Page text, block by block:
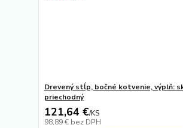
Drevený stĺp, bočné kotvenie, výplň:
priechodný
121,64 €/KS
98,89 € bez DPH